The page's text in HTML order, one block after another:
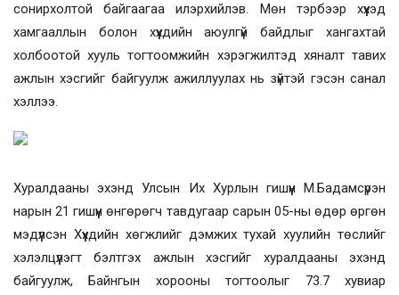
сонирхолтой байгаагаа илэрхийлэв. Мөн тэрбээр хүүхэд
хамгааллын болон хүүхдийн аюулгүй байдлыг хангахтай
холбоотой хууль тогтоомжийн хэрэгжилтэд хяналт тавих
ажлын хэсгийг байгуулж ажиллуулах нь зүйтэй гэсэн санал
хэллээ.
Хуралдааны эхэнд Улсын Их Хурлын гишүүн М.Бадамсүрэн
нарын 21 гишүүн өнгөрөгч тавдугаар сарын 05-ны өдөр өргөн
мэдүүлсэн Хүүхдийн хөгжлийг дэмжих тухай хуулийн төслийг
хэлэлцүүлэгт бэлтгэх ажлын хэсгийг хуралдааны эхэнд
байгуулж, Байнгын хорооны тогтоолыг 73.7 хувиар